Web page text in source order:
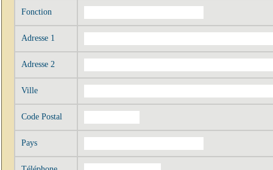
Fonction
Adresse 1
Adresse 2
Ville
Code Postal
Pays